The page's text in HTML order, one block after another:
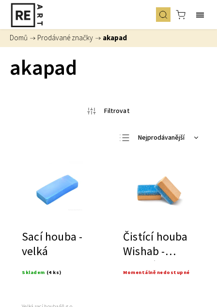
Domů / Prodávané značky / akapad
akapad
Nejprodávanější
Abecedně
Sací houba -
velká
Skladem (4 ks)
Čistící houba
Wishab -
měkká
Momentálně nedostupné